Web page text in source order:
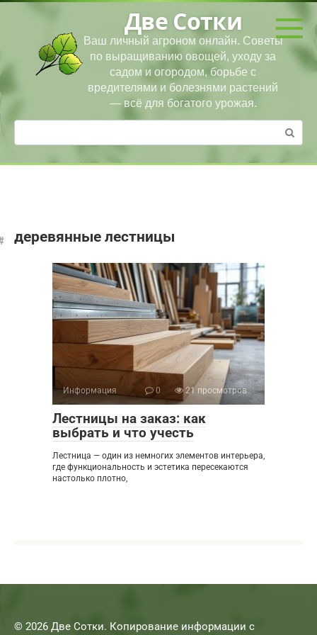
Перейти
Две Сотки
Ваш личный агроном онлайн. Советы
по выращиванию овощей, уходу за
садом и огородом, борьбе с
вредителями и болезнями растений
— всё для богатого урожая.
Поиск:
деревянные лестницы
Информация 0 21 просмотров
Лестницы на заказ: как
выбрать и что учесть
Лестница — один из немногих элементов интерьера,
где функциональность и эстетика пересекаются
настолько плотно,
© 2026 Две Сотки. Копирование информации с